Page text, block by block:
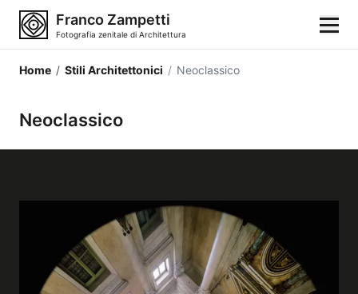
Franco Zampetti
Fotografia zenitale di Architettura
Luoghi
Città
Stili architettonici
Home / Stili Architettonici / Neoclassico
Neoclassico